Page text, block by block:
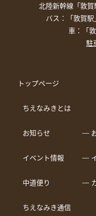
北陸新幹線「敦
バス：「敦賀
車：「
駐
トップページ
ちえなみきとは
お知らせ ―
イベント情報 ―
中道便り ―
ちえなみき通信